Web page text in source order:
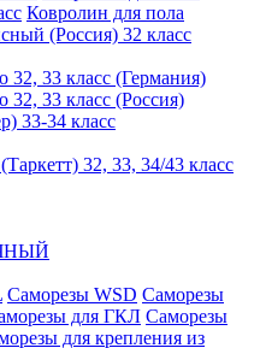
Ковролин для пола
(Россия) 32 класс
32, 33 класс (Германия)
32, 33 класс (Россия)
33-34 класс
32, 33, 34/43 класс
Саморезы WSD Саморезы
для ГКЛ Саморезы
для крепления из